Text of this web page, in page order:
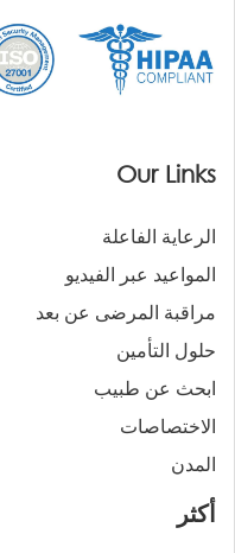
Our Links
الرعاية الفاعلة
المواعيد عبر الفيديو
مراقبة المرضى عن بعد
حلول التأمين
ابحث عن طبيب
الاختصاصات
المدن
أكثر